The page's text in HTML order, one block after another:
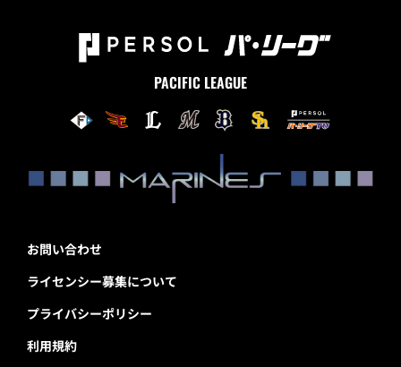
PACIFIC LEAGUE
お問い合わせ
ライセンシー募集について
プライバシーポリシー
利用規約